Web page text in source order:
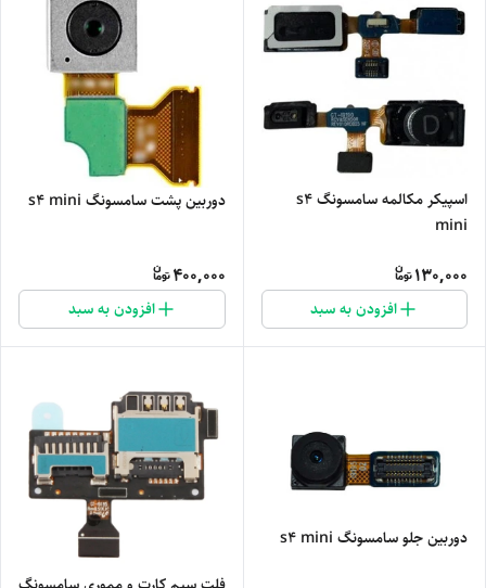
اسپیکر مکالمه سامسونگ s4
mini
130,000
افزودن به سبد
دوربین پشت سامسونگ s4 mini
400,000
افزودن به سبد
دوربین جلو سامسونگ s4 mini